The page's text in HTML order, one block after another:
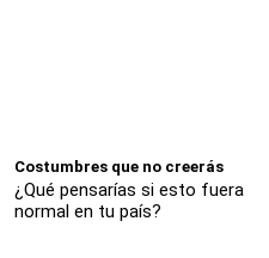
Costumbres que no creerás
¿Qué pensarías si esto fuera
normal en tu país?